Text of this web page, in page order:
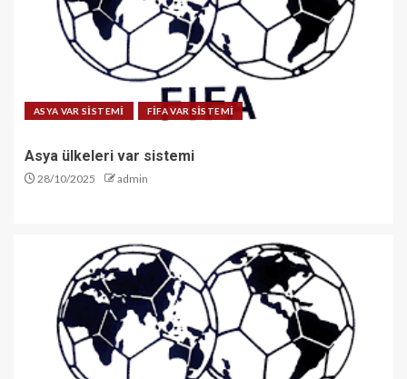
ASYA VAR SİSTEMİ FİFA VAR SİSTEMİ
Asya ülkeleri var sistemi
28/10/2025 admin